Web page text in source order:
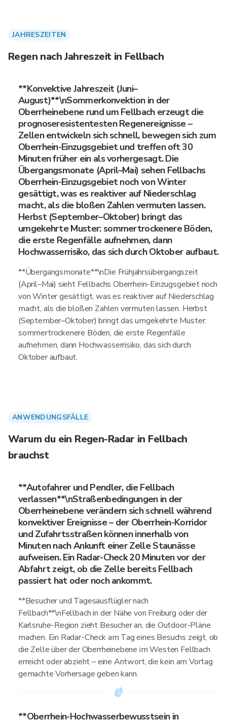
JAHRESZEITEN
Regen nach Jahreszeit in Fellbach
**Konvektive Jahreszeit (Juni–
August)**\nSommerkonvektion in der
Oberrheinebene rund um Fellbach erzeugt die
prognoseresistentesten Regenereignisse –
Zellen entwickeln sich schnell, bewegen sich zum
Oberrhein-Einzugsgebiet und treffen oft 30
Minuten früher ein als vorhergesagt. Die
Übergangsmonate (April–Mai) sehen Fellbachs
Oberrhein-Einzugsgebiet noch von Winter
gesättigt, was es reaktiver auf Niederschlag
macht, als die bloßen Zahlen vermuten lassen.
Herbst (September–Oktober) bringt das
umgekehrte Muster: sommertrockenere Böden,
die erste Regenfälle aufnehmen, dann
Hochwasserrisiko, das sich durch Oktober aufbaut.
**Übergangsmonate**\nDie Frühjahrsübergangszeit
(April–Mai) sieht Fellbachs Oberrhein-Einzugsgebiet noch
von Winter gesättigt, was es reaktiver auf Niederschlag
macht, als die bloßen Zahlen vermuten lassen. Herbst
(September–Oktober) bringt das umgekehrte Muster:
sommertrockenere Böden, die erste Regenfälle
aufnehmen, dann Hochwasserrisiko, das sich durch
Oktober aufbaut.
ANWENDUNGSFÄLLE
Warum du ein Regen-Radar in Fellbach
brauchst
**Autofahrer und Pendler, die Fellbach
verlassen**\nStraßenbedingungen in der
Oberrheinebene verändern sich schnell während
konvektiver Ereignisse – der Oberrhein-Korridor
und Zufahrtsstraßen können innerhalb von
Minuten nach Ankunft einer Zelle Staunässe
aufweisen. Ein Radar-Check 20 Minuten vor der
Abfahrt zeigt, ob die Zelle bereits Fellbach
passiert hat oder noch ankommt.
**Besucher und Tagesausflügler nach
Fellbach**\nFellbach in der Nähe von Freiburg oder der
Karlsruhe-Region zieht Besucher an, die Outdoor-Pläne
machen. Ein Radar-Check am Tag eines Besuchs zeigt, ob
die Zelle über der Oberrheinebene im Westen Fellbach
erreicht oder abzieht – eine Antwort, die kein am Vortag
gemachte Vorhersage geben kann.
**Oberrhein-Hochwasserbewusstsein in